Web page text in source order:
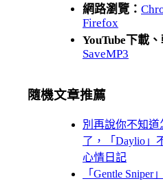
網路瀏覽：
Firefox
YouTube下載、
SaveMP3
隨機文章推薦
別再說你不知
了，「Daylio」
心情日記
「Gentle